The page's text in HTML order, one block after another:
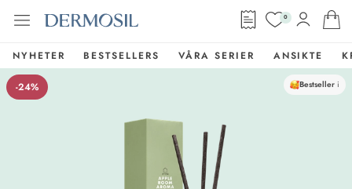
0
NYHETER BESTSELLERS VÅRA SERIER ANSIKTE
-24% Bestseller i